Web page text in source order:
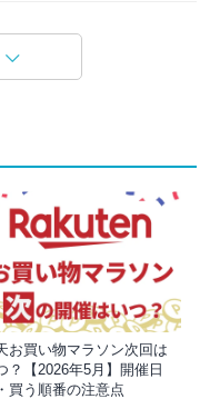
お買い物マラソン次回は
？【2026年5月】開催日
買う順番の注意点